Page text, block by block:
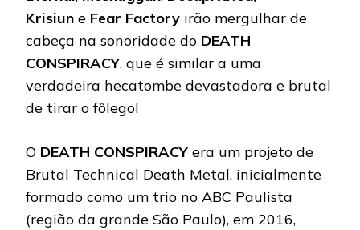
Krisiun e Fear Factory irão mergulhar de
cabeça na sonoridade do DEATH
CONSPIRACY, que é similar a uma
verdadeira hecatombe devastadora e brutal
de tirar o fôlego!
O DEATH CONSPIRACY era um projeto de
Brutal Technical Death Metal, inicialmente
formado como um trio no ABC Paulista
(região da grande São Paulo), em 2016,